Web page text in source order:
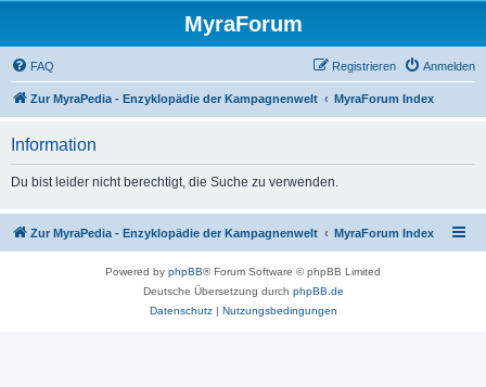
MyraForum
FAQ Anmelden
Registrieren
Zur MyraPedia - Enzyklopädie der Kampagnenwelt MyraForum Index
Information
Du bist leider nicht berechtigt, die Suche zu verwenden.
Zur MyraPedia - Enzyklopädie der Kampagnenwelt MyraForum Index
Powered by phpBB® Forum Software © phpBB Limited
Deutsche Übersetzung durch phpBB.de
Datenschutz| Nutzungsbedingungen